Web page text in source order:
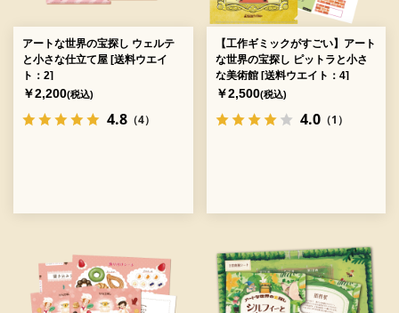
アートな世界の宝探し ウェルテ
と小さな仕立て屋 [送料ウエイ
ト：2]
￥2,200(税込)
4.8 （4）
【工作ギミックがすごい】アート
な世界の宝探し ピットラと小さ
な美術館 [送料ウエイト：4]
￥2,500(税込)
4.0（1）